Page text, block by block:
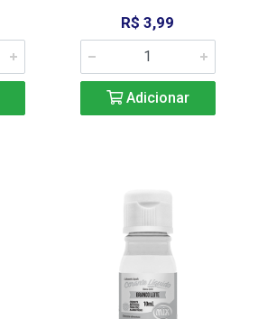
R$ 3,99
Adicionar